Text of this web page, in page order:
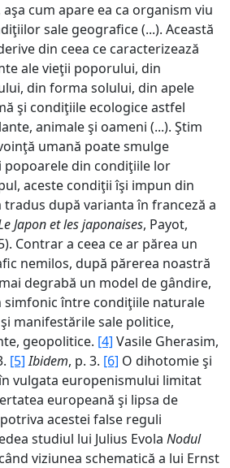
cum apare ea ca organism viu
sale geografice (...). Această
din ceea ce caracterizează
ale vieţii poporului, din
din forma solului, din apele
şi condiţiile ecologice astfel
animale şi oameni (...). Ştim
umană poate smulge
popoarele din condiţiile lor
aceste condiţii îşi impun din
tradus după varianta în franceză a
Japon et les japonaises, Payot,
Contrar a ceea ce ar părea un
nemilos, după părerea noastră
degrabă un model de gândire,
simfonic între condiţiile naturale
manifestările sale politice,
geopolitice. [4] Vasile Gherasim,
[5] Ibidem, p. 3. [6] O dihotomie şi
vulgata europenismului limitat
europeană şi lipsa de
acestei false reguli
studiul lui Julius Evola Nodul
viziunea schematică a lui Ernst